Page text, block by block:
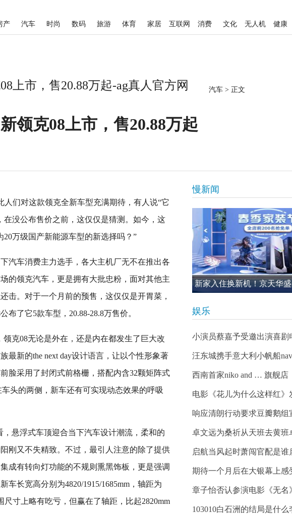
产 汽车 时尚 数码 旅游 体育 家居 互联网 消费 文化 无人机 健康
上市，售20.88万起-ag真人官方网 汽车 > 正文
领克08上市，售20.88万起
们对这款领克全新车型充满期待，有人说“它
没公布售价之前，这仅仅是猜测。如今，这
万级国产新能源车型的新选择吗？”
汽车消费主力选手，各大主机厂无不在推出各
的领克汽车，更是拥有大批忠粉，面对其他主
击。对于一个月前的预售，这仅仅是开胃菜，
了它5款车型，20.88-28.8万售价。
克08无论是外在，还是内在都发生了巨大改
最新的the next day设计语言，让以个性形象著
脸采用了封闭式前格栅，搭配内含32颗矩阵式
头的两侧，新车还有可实现动态效果的呼吸
悬浮式车顶迎合当下汽车设计潮流，柔和的
刚又不失精致。不过，最引人注意的除了提供
成有转向灯功能的不规则熏黑饰板，更是强调
长宽高分别为4820/1915/1685mm，轴距为
寸上略有吃亏，但赢在了轴距，比起2820mm
慢新闻
新家入住换新机！京天华
娱乐
小演员蔡嘉予受邀出演喜剧
汪东城携手意大利小帆船
西南首家niko and … 旗舰店
电影《花儿为什么这样红》
响应清朗行动要求豆瓣鹅组
卓文远为桑祈从天班去黄班
启航当风起时萧闯官配是谁
期待一个月后在大银幕上感
章子怡否认参演电影《无名
103010白石洲的结局是什么